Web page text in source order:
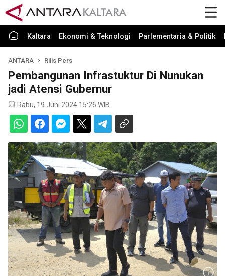
Kaltara Ekonomi & Teknologi Parlementaria & Politik
ANTARA Rilis Pers
Pembangunan Infrastuktur Di Nunukan
jadi Atensi Gubernur
Rabu, 19 Juni 2024 15:26 WIB